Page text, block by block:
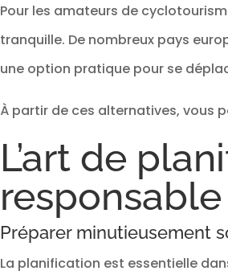
Pour les amateurs de
tranquille. De nombreux pays
une option pratique pour se
À partir de ces alternatives, vous
L’art de
responsable
Préparer minutieusement
La planification est essentielle